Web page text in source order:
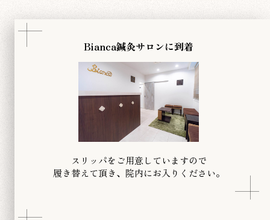
Bianca鍼灸サロンに到着
スリッパをご用意していますので
履き替えて頂き、院内にお入りください。